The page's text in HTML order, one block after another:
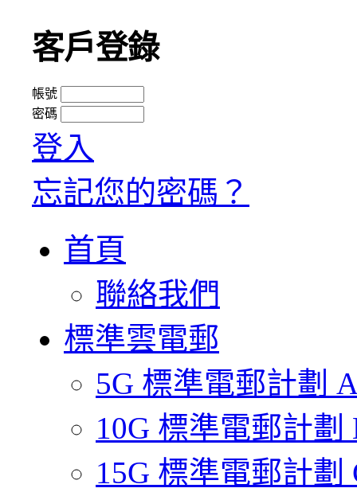
客戶登錄
帳號
密碼
登入
忘記您的密碼？
首頁
聯絡我們
標準雲電郵
5G 標準電郵計劃
10G 標準電郵計劃
15G 標準電郵計劃